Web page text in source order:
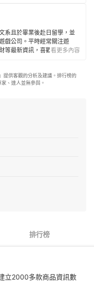
了「植物性飲食」與「全食
的桶子葉也在2018年下旬，
格中分享純素食譜，讓素食
出版食譜書《Nora桶子葉的
文章，不但可以製作出美味
富含的營養及特色。
系且於畢業後赴日留學，並
戲公司。平時經常關注遊
等最新資訊，喜歡嘗試不同
看更多內容
提供客觀的分析及建議。排行榜的
、達人並無參與。
排行榜
立2000多款商品資訊數